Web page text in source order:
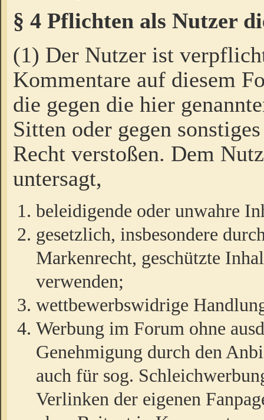
§ 4 Pflichten als Nutzer
(1) Der Nutzer ist
Kommentare auf diesem
die gegen die hier
Sitten oder gegen
Recht verstoßen. Dem
untersagt,
beleidigende oder unwahre
gesetzlich, insbesondere
Markenrecht, geschützte
verwenden;
wettbewerbswidrige
Werbung im Forum ohne
Genehmigung durch den
auch für sog.
Verlinken der eigenen